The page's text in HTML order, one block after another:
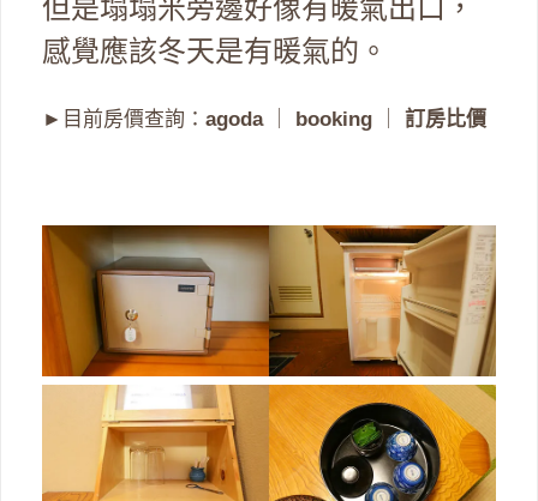
但是塌塌米旁邊好像有暖氣出口，
感覺應該冬天是有暖氣的。
►目前房價查詢： agoda｜ booking 訂房比價